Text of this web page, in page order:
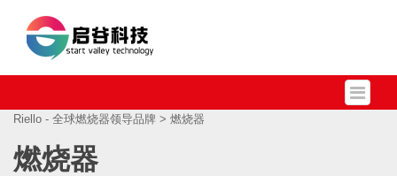
Riello - 全球燃烧器领导品牌 > 燃烧器
燃烧器